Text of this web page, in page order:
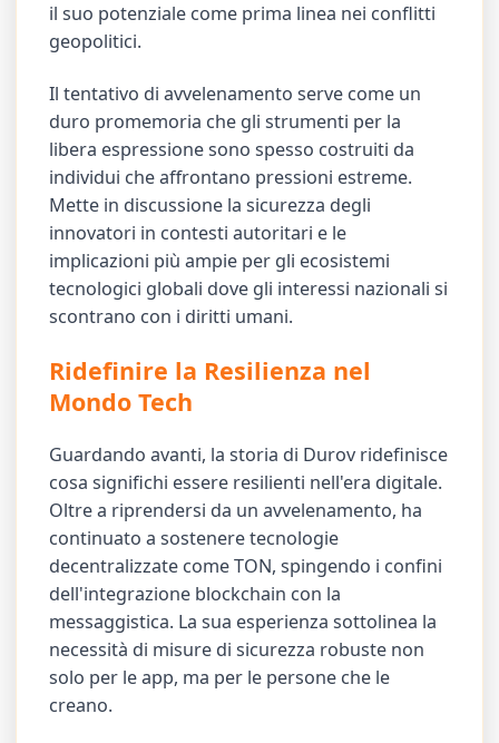
il suo potenziale come prima linea nei conflitti
geopolitici.
Il tentativo di avvelenamento serve come un
duro promemoria che gli strumenti per la
libera espressione sono spesso costruiti da
individui che affrontano pressioni estreme.
Mette in discussione la sicurezza degli
innovatori in contesti autoritari e le
implicazioni più ampie per gli ecosistemi
tecnologici globali dove gli interessi nazionali si
scontrano con i diritti umani.
Ridefinire la Resilienza nel
Mondo Tech
Guardando avanti, la storia di Durov ridefinisce
cosa significhi essere resilienti nell'era digitale.
Oltre a riprendersi da un avvelenamento, ha
continuato a sostenere tecnologie
decentralizzate come TON, spingendo i confini
dell'integrazione blockchain con la
messaggistica. La sua esperienza sottolinea la
necessità di misure di sicurezza robuste non
solo per le app, ma per le persone che le
creano.